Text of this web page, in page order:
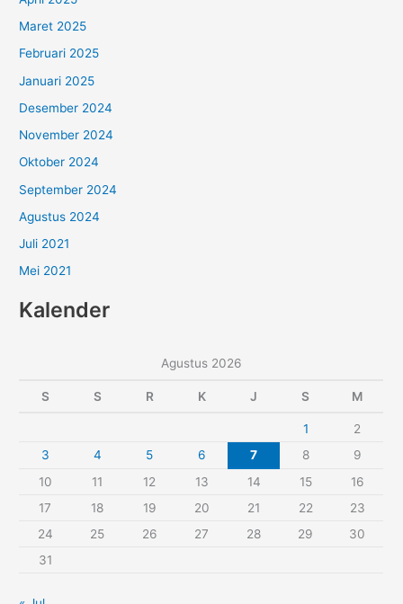
Maret 2025
Februari 2025
Januari 2025
Desember 2024
November 2024
Oktober 2024
September 2024
Agustus 2024
Juli 2021
Mei 2021
Kalender
Agustus 2026
S S R K J S M
1
2
3
4 5 6 7 8
9
10
11 12 13 14 15
16
17
18 19 20 21 22
23
24
25 26 27 28 29
30
31